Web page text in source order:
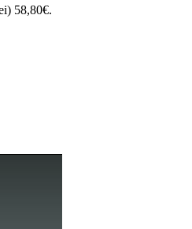
58,80€.